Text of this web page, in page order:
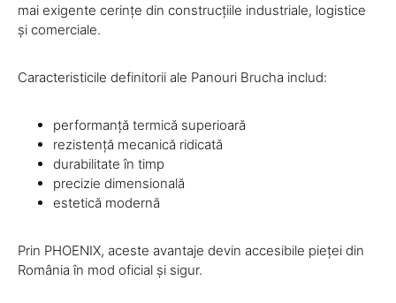
mai exigente cerințe din construcțiile industriale, logistice
și comerciale.
Caracteristicile definitorii ale Panouri Brucha includ:
performanță termică superioară
rezistență mecanică ridicată
durabilitate în timp
precizie dimensională
estetică modernă
Prin PHOENIX, aceste avantaje devin accesibile pieței din
România în mod oficial și sigur.